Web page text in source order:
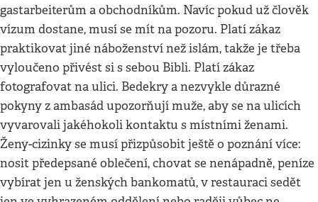
gastarbeiterům a obchodníkům. Navíc pokud už člověk
vízum dostane, musí se mít na pozoru. Platí zákaz
praktikovat jiné náboženství než islám, takže je třeba
vyloučeno přivést si s sebou Bibli. Platí zákaz
fotografovat na ulici. Bedekry a nezvykle důrazné
pokyny z ambasád upozorňují muže, aby se na ulicích
vyvarovali jakéhokoli kontaktu s místními ženami.
Ženy-cizinky se musí přizpůsobit ještě o poznání více:
nosit předepsané oblečení, chovat se nenápadně, peníze
vybírat jen u ženských bankomatů, v restauraci sedět